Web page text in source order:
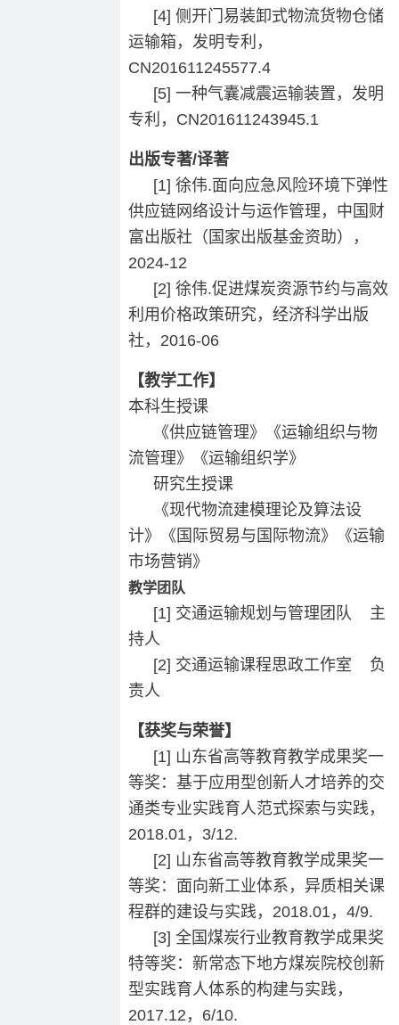
[4] 侧开门易装卸式物流货物仓储
运输箱，发明专利，
CN201611245577.4
[5] 一种气囊减震运输装置，发明
专利，CN201611243945.1
出版专著/译著
[1] 徐伟.面向应急风险环境下弹性
供应链网络设计与运作管理，中国财
富出版社（国家出版基金资助），
2024-12
[2] 徐伟.促进煤炭资源节约与高效
利用价格政策研究，经济科学出版
社，2016-06
【教学工作】
本科生授课
《供应链管理》《运输组织与物
流管理》《运输组织学》
研究生授课
《现代物流建模理论及算法设
计》《国际贸易与国际物流》《运输
市场营销》
教学团队
[1] 交通运输规划与管理团队 主
持人
[2] 交通运输课程思政工作室 负
责人
【获奖与荣誉】
[1] 山东省高等教育教学成果奖一
等奖：基于应用型创新人才培养的交
通类专业实践育人范式探索与实践，
2018.01，3/12.
[2] 山东省高等教育教学成果奖一
等奖：面向新工业体系，异质相关课
程群的建设与实践，2018.01，4/9.
[3] 全国煤炭行业教育教学成果奖
特等奖：新常态下地方煤炭院校创新
型实践育人体系的构建与实践，
2017.12，6/10.